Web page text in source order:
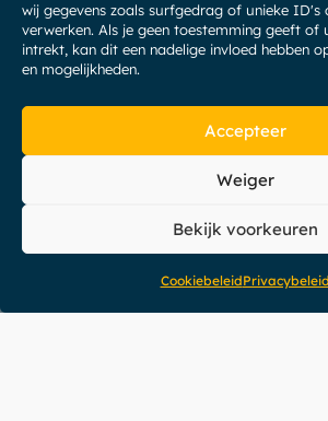
wij gegevens zoals surfgedrag of unieke ID's
verwerken. Als je geen toestemming geeft of
intrekt, kan dit een nadelige invloed hebben
en mogelijkheden.
Accepteer
Weiger
Bekijk voorkeuren
CookiebeleidPrivacybeleid